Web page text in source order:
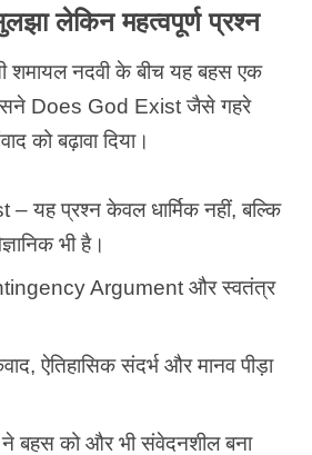
लेकिन महत्वपूर्ण प्रश्न
शमायल नदवी के बीच यह बहस एक
Does God Exist जैसे गहरे
को बढ़ावा दिया।
यह प्रश्न केवल धार्मिक नहीं, बल्कि
भी है।
Argument और स्वतंत्र
ऐतिहासिक संदर्भ और मानव पीड़ा
ने बहस को और भी संवेदनशील बना